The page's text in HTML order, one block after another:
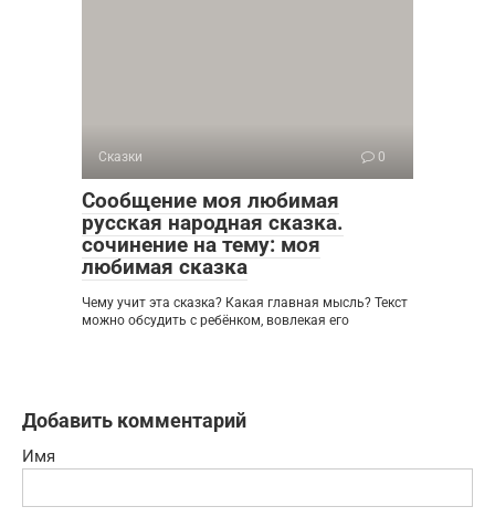
Сказки 0
Сообщение моя любимая
русская народная сказка.
сочинение на тему: моя
любимая сказка
Чему учит эта сказка? Какая главная мысль? Текст
можно обсудить с ребёнком, вовлекая его
Добавить комментарий
Имя